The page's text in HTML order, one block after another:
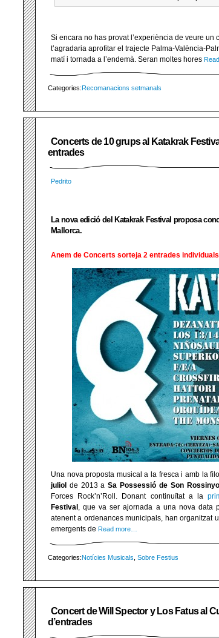
Si encara no has provat l’experiència de veure un
t’agradaria aprofitar el trajecte Palma-València-
matí i tornada a l’endemà. Seran moltes hores
Categories:Recomanacions setmanals
Concerts de 10 grups al Katakrak
entrades
Pedrito
La nova edició del Katakrak Festival proposa
Mallorca.
Anem de Concerts sorteja 2 entrades individuals
Una nova proposta musical a la fresca i amb la
juliol de 2013 aSa Possessió de Son Rossinyol
Forces Rock’n’Roll. Donant continuïtat a la
Festival , que va ser ajornada a una nova data
atenent a ordenances municipals, han organitzat
emergents de Read more…
Categories:Notícies Musicals Sobre Festius
Concert de Will Spector y Los Fatus al
d’entrades